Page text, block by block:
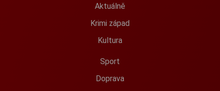
Aktuálně
Krimi západ
Kultura
Sport
Doprava